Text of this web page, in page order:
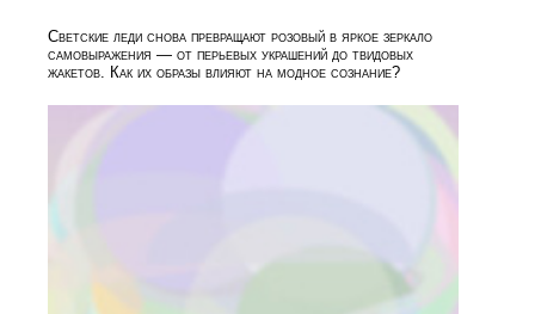
Светские леди снова превращают розовый в яркое зеркало
самовыражения — от перьевых украшений до твидовых
жакетов. Как их образы влияют на модное сознание?